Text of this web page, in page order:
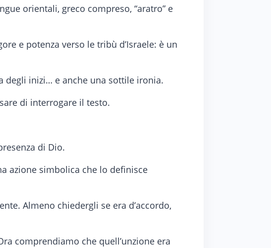
orientali, greco compreso, “aratro” e
e potenza verso le tribù d’Israele: è un
degli inizi… e anche una sottile ironia.
di interrogare il testo.
di Dio.
azione simbolica che lo definisce
Almeno chiedergli se era d’accordo,
comprendiamo che quell’unzione era